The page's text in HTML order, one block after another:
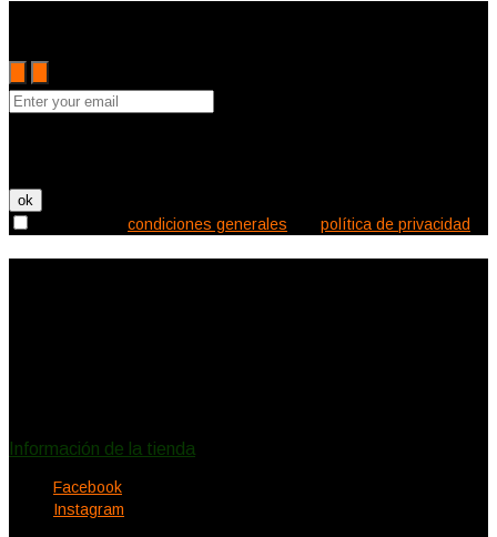
condiciones generales política de privacidad
Información de la tienda
Facebook
Instagram